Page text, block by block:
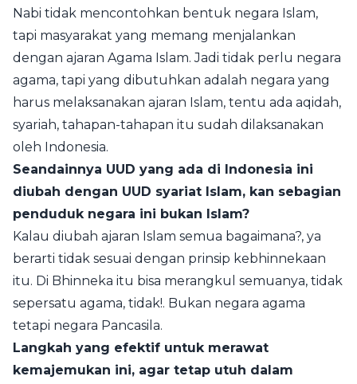
Nabi tidak mencontohkan bentuk negara Islam,
tapi masyarakat yang memang menjalankan
dengan ajaran Agama Islam. Jadi tidak perlu negara
agama, tapi yang dibutuhkan adalah negara yang
harus melaksanakan ajaran Islam, tentu ada aqidah,
syariah, tahapan-tahapan itu sudah dilaksanakan
oleh Indonesia.
Seandainnya UUD yang ada di Indonesia ini
diubah dengan UUD syariat Islam, kan sebagian
penduduk negara ini bukan Islam?
Kalau diubah ajaran Islam semua bagaimana?, ya
berarti tidak sesuai dengan prinsip kebhinnekaan
itu. Di Bhinneka itu bisa merangkul semuanya, tidak
sepersatu agama, tidak!. Bukan negara agama
tetapi negara Pancasila.
Langkah yang efektif untuk merawat
kemajemukan ini, agar tetap utuh dalam